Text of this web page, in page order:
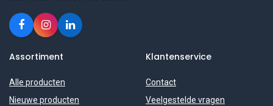
Assortiment
Alle producten
Nieuwe producten
Klantenservice
Contact
Veelgestelde vragen